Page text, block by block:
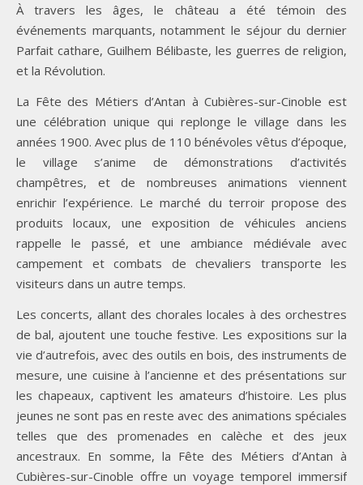
À travers les âges, le château a été témoin des
événements marquants, notamment le séjour du dernier
Parfait cathare, Guilhem Bélibaste, les guerres de religion,
et la Révolution.
La Fête des Métiers d’Antan à Cubières-sur-Cinoble est
une célébration unique qui replonge le village dans les
années 1900. Avec plus de 110 bénévoles vêtus d’époque,
le village s’anime de démonstrations d’activités
champêtres, et de nombreuses animations viennent
enrichir l’expérience. Le marché du terroir propose des
produits locaux, une exposition de véhicules anciens
rappelle le passé, et une ambiance médiévale avec
campement et combats de chevaliers transporte les
visiteurs dans un autre temps.
Les concerts, allant des chorales locales à des orchestres
de bal, ajoutent une touche festive. Les expositions sur la
vie d’autrefois, avec des outils en bois, des instruments de
mesure, une cuisine à l’ancienne et des présentations sur
les chapeaux, captivent les amateurs d’histoire. Les plus
jeunes ne sont pas en reste avec des animations spéciales
telles que des promenades en calèche et des jeux
ancestraux. En somme, la Fête des Métiers d’Antan à
Cubières-sur-Cinoble offre un voyage temporel immersif